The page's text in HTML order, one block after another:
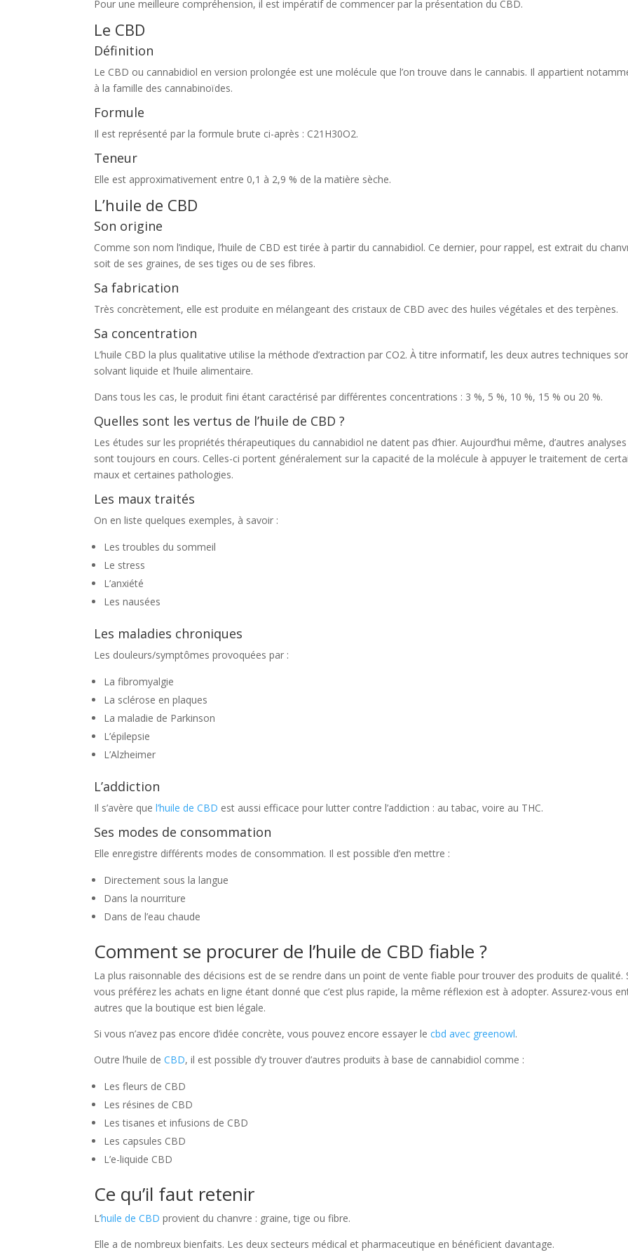
Pour une meilleure compréhension, il est impératif de commencer par la présentation du CBD.
Le CBD
Définition
Le CBD ou cannabidiol en version prolongée est une molécule que l’on trouve dans le cannabis. Il appartient
à la famille des cannabinoïdes.
Formule
Il est représenté par la formule brute ci-après : C21H30O2.
Teneur
Elle est approximativement entre 0,1 à 2,9 % de la matière sèche.
L’huile de CBD
Son origine
Comme son nom l’indique, l’huile de CBD est tirée à partir du cannabidiol. Ce dernier, pour rappel, est extrait du
soit de ses graines, de ses tiges ou de ses fibres.
Sa fabrication
Très concrètement, elle est produite en mélangeant des cristaux de CBD avec des huiles végétales et des terpènes.
Sa concentration
L’huile CBD la plus qualitative utilise la méthode d’extraction par CO2. À titre informatif, les deux autres techniques
solvant liquide et l’huile alimentaire.
Dans tous les cas, le produit fini étant caractérisé par différentes concentrations : 3 %, 5 %, 10 %, 15 % ou 20 %.
Quelles sont les vertus de l’huile de CBD ?
Les études sur les propriétés thérapeutiques du cannabidiol ne datent pas d’hier. Aujourd’hui même, d’autres analyses
sont toujours en cours. Celles-ci portent généralement sur la capacité de la molécule à appuyer le traitement de
maux et certaines pathologies.
Les maux traités
On en liste quelques exemples, à savoir :
Les troubles du sommeil
Le stress
L’anxiété
Les nausées
Les maladies chroniques
Les douleurs/symptômes provoquées par :
La fibromyalgie
La sclérose en plaques
La maladie de Parkinson
L’épilepsie
L’Alzheimer
L’addiction
Il s’avère quel’huile de CBD est aussi efficace pour lutter contre l’addiction : au tabac, voire au THC.
Ses modes de consommation
Elle enregistre différents modes de consommation. Il est possible d’en mettre :
Directement sous la langue
Dans la nourriture
Dans de l’eau chaude
Comment se procurer de l’huile de CBD fiable ?
La plus raisonnable des décisions est de se rendre dans un point de vente fiable pour trouver des produits de qualité.
vous préférez les achats en ligne étant donné que c’est plus rapide, la même réflexion est à adopter. Assurez-vous
autres que la boutique est bien légale.
Si vous n’avez pas encore d’idée concrète, vous pouvez encore essayer lecbd avec greenowl.
Outre l’huile deCBD, il est possible d’y trouver d’autres produits à base de cannabidiol comme :
Les fleurs de CBD
Les résines de CBD
Les tisanes et infusions de CBD
Les capsules CBD
L’e-liquide CBD
Ce qu’il faut retenir
L’huile de CBD provient du chanvre : graine, tige ou fibre.
Elle a de nombreux bienfaits. Les deux secteurs médical et pharmaceutique en bénéficient davantage.